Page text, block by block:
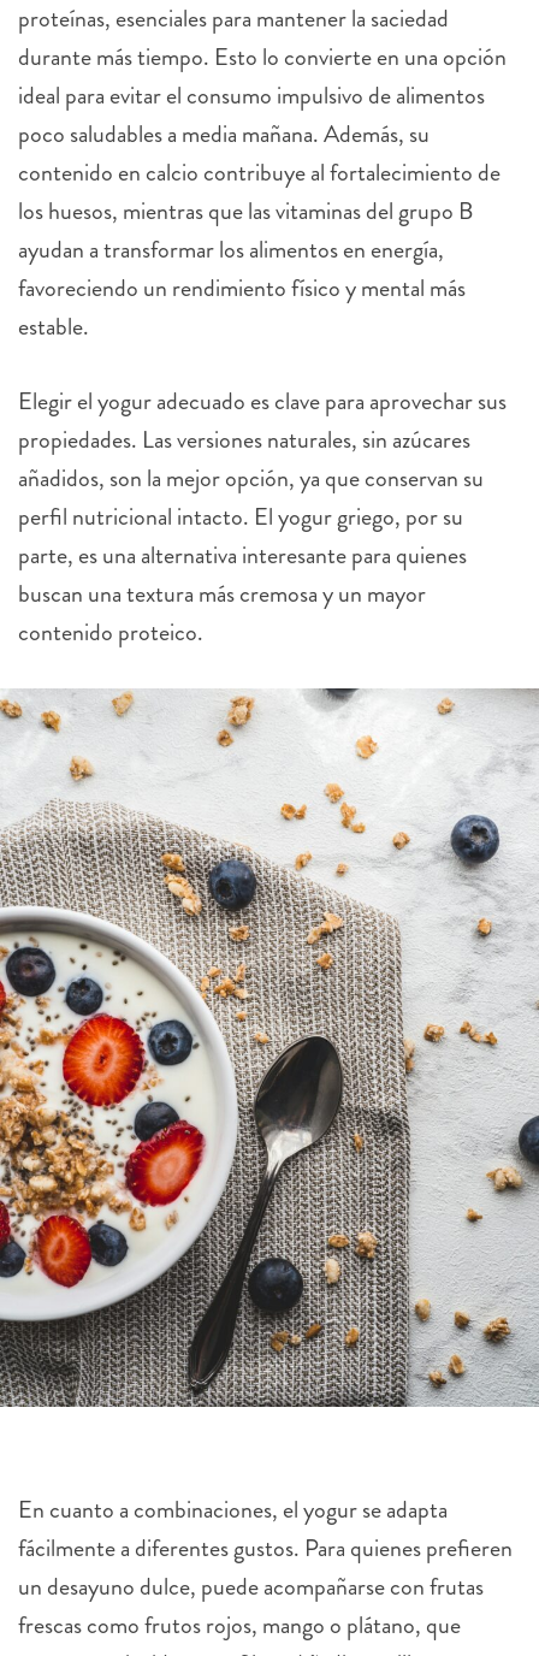
proteínas, esenciales para mantener la saciedad
durante más tiempo. Esto lo convierte en una opción
ideal para evitar el consumo impulsivo de alimentos
poco saludables a media mañana. Además, su
contenido en calcio contribuye al fortalecimiento de
los huesos, mientras que las vitaminas del grupo B
ayudan a transformar los alimentos en energía,
favoreciendo un rendimiento físico y mental más
estable.
Elegir el yogur adecuado es clave para aprovechar sus
propiedades. Las versiones naturales, sin azúcares
añadidos, son la mejor opción, ya que conservan su
perfil nutricional intacto. El yogur griego, por su
parte, es una alternativa interesante para quienes
buscan una textura más cremosa y un mayor
contenido proteico.
En cuanto a combinaciones, el yogur se adapta
fácilmente a diferentes gustos. Para quienes prefieren
un desayuno dulce, puede acompañarse con frutas
frescas como frutos rojos, mango o plátano, que